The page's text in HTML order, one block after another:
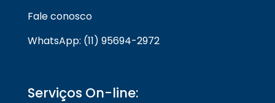
Fale conosco
WhatsApp: (11) 95694-2972
Serviços On-line: